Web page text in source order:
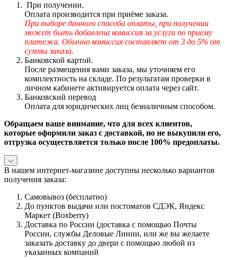
При получении.
Оплата производится при приёме заказа.
При выборе данного способа оплаты, при получении
может быть добавлена комиссия за услуги по приему
платежа. Обычно комиссия составляет от 3 до 5% от
суммы заказа.
Банковской картой.
После размещения вами заказа, мы уточняем его
комплектность на складе. По результатам проверки в
личном кабинете активируется оплата через сайт.
Банковский перевод
Оплата для юридических лиц безналичным способом.
Обращаем ваше внимание, что для всех клиентов,
которые оформили заказ с доставкой, но не выкупили его,
отгрузка осуществляется только после 100% предоплаты.
В нашем интернет-магазине доступны несколько вариантов
получения заказа:
Самовывоз (бесплатно)
До пунктов выдачи или постоматов СДЭК, Яндекс
Маркет (Boxberry)
Доставка по России (доставка с помощью Почты
России, службы Деловые Линии, или же вы желаете
заказать доставку до двери с помощью любой из
указанных компаний